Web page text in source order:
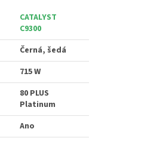
CATALYST
C9300
Černá, šedá
715 W
80 PLUS
Platinum
Ano